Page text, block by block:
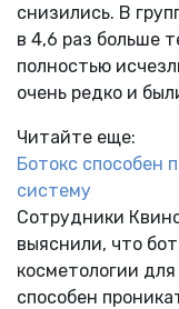
снизились. В
в 4,6 раз больше
полностью
очень редко и
Читайте еще:
Ботокс способен
систему
Сотрудники
выяснили, что
косметологии
способен